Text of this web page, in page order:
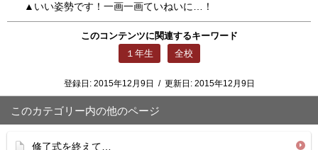
▲いい姿勢です！一画一画ていねいに…！
このコンテンツに関連するキーワード
１年生
全校
登録日: 2015年12月9日 / 更新日: 2015年12月9日
このカテゴリー内の他のページ
修了式を終えて…